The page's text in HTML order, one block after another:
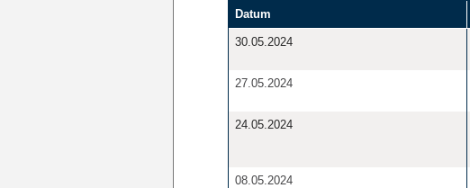
Datum
30.05.2024
27.05.2024
24.05.2024
08.05.2024